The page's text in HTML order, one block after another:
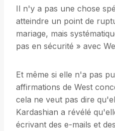
Il n'y a pas une chose
atteindre un point de
mariage, mais
pas en sécurité » avec
Et même si elle n'a pas
affirmations de West
cela ne veut pas dire
Kardashian a révélé
écrivant des e-mails et